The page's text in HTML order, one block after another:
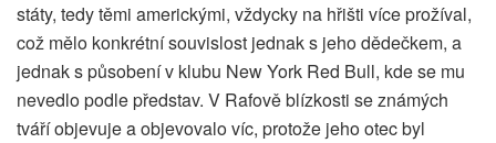
státy, tedy těmi americkými, vždycky na hřišti více prožíval,
což mělo konkrétní souvislost jednak s jeho dědečkem, a
jednak s působení v klubu New York Red Bull, kde se mu
nevedlo podle představ. V Rafově blízkosti se známých
tváří objevuje a objevovalo víc, protože jeho otec byl